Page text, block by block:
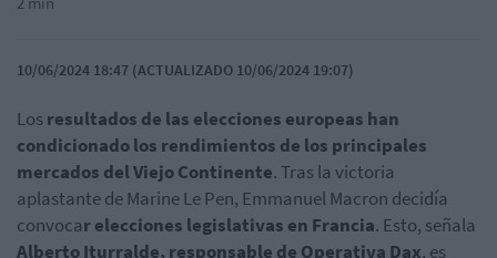
10/06/2024 18:47 (ACTUALIZADO 10/06/2024 19:07)
Losresultados de las elecciones europeas han
condicionado los rendimientos de los principales
mercados del Viejo Continente. Tras la victoria
aplastante de Marine Le Pen, Emmanuel Macron decidía
convocar elecciones legislativas en Francia. Esto, señala
Alberto Iturralde, responsable de Operativa Dax, es